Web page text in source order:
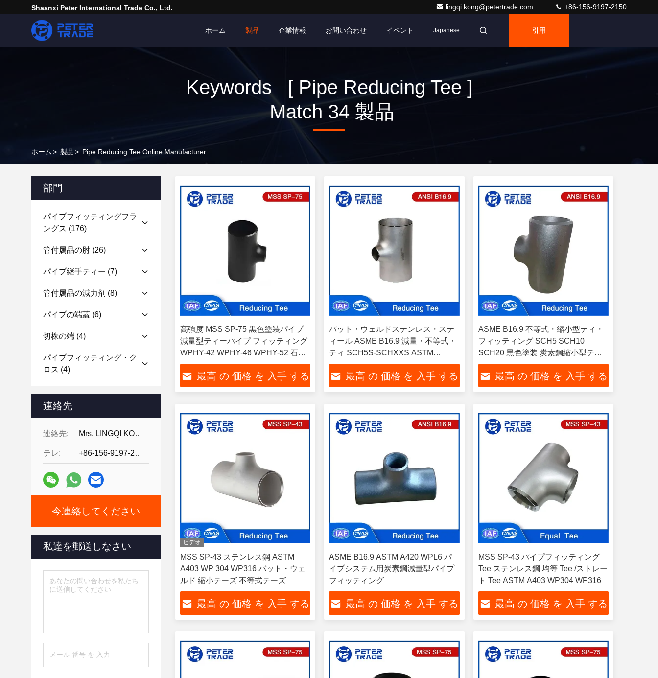
Shaanxi Peter International Trade Co., Ltd. lingqi.kong@petertrade.com +86-156-9197-2150
ホーム 製品 企業情報 お問い合わせ イベント Japanese 引用
Keywords [ Pipe Reducing Tee ]
Match 34 製品
ホーム> 製品> Pipe Reducing Tee Online Manufacturer
部門
パイプフィッティングフラ
ングス (176)
管付属品の肘 (26)
パイプ継手ティー (7)
管付属品の減力剤 (8)
パイプの端蓋 (6)
切株の端 (4)
パイプフィッティング・ク
ロス (4)
連絡先
連絡先: Mrs. LINGQI KONG
テレ: +86-156-9197-2150
今連絡してください
私達を郵送しなさい
高強度 MSS SP-75 黒色塗装パイプ
減量型ティーパイプ フィッティング
WPHY-42 WPHY-46 WPHY-52 石
油・ガスパイプライン用
最高 の 価格 を 入手 する
バット・ウェルドステンレス・ステ
ィール ASME B16.9 減量・不等式・
ティ SCH5S-SCHXXS ASTM
WP304 WP316
最高 の 価格 を 入手 する
ASME B16.9 不等式・縮小型ティ・
フィッティング SCH5 SCH10
SCH20 黒色塗装 炭素鋼縮小型テ
ィ・パイプフィッティング
最高 の 価格 を 入手 する
ビデオ
MSS SP-43 ステンレス鋼 ASTM
A403 WP 304 WP316 バット・ウェ
ルド 縮小テーズ 不等式テーズ
最高 の 価格 を 入手 する
ASME B16.9 ASTM A420 WPL6 パ
イプシステム用炭素鋼減量型パイプ
フィッティング
最高 の 価格 を 入手 する
MSS SP-43 パイプフィッティング
Tee ステンレス鋼 均等 Tee /ストレー
ト Tee ASTM A403 WP304 WP316
最高 の 価格 を 入手 する